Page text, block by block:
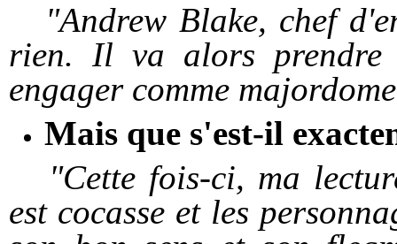
"Andrew Blake, chef
rien. Il va alors prendre
engager comme
Mais que s'est-il
"Cette fois-ci, ma
est cocasse et les